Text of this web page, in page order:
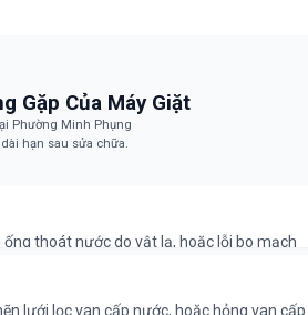
Gặp Của Máy Giặt
Phường Minh Phụng
dài hạn sau sửa chữa.
ống thoát nước do vật lạ, hoặc lỗi bo mạch
ống thoát. Nếu không được, cần sửa chữa
lưới lọc van cấp nước, hoặc hỏng van cấp